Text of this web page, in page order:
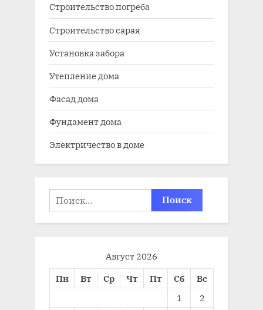
Строительство погреба
Строительство сарая
Установка забора
Утепление дома
Фасад дома
Фундамент дома
Электричество в доме
Найти:
Август 2026
Пн
Вт Ср Чт Пт Сб
Вс
1
2